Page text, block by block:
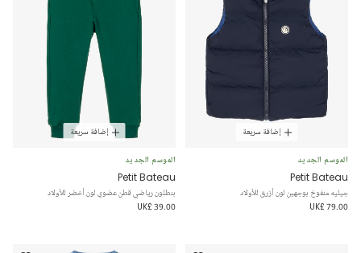
إضافة سريعة
الموسم الجديد
Petit Bateau
جيليه منفوخ بوجهين لون أزرق للأولاد
UK£ 79.00
إضافة سريعة
الموسم الجديد
Petit Bateau
بنطلون رياضي قطن عضوي لون أخضر للأولاد
UK£ 39.00